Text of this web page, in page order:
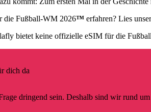
die Fußball-WM 2026™ erfahren? Lies
bietet keine offizielle eSIM für die
dich da
dringend sein. Deshalb sind wir rund